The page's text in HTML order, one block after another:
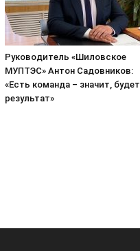
Руководитель «Шиловское
МУПТЭС» Антон Садовников:
«Есть команда – значит, будет
результат»